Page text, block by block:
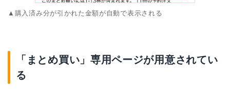
▲購入済み分が引かれた金額が自動で表示される
「まとめ買い」専用ページが用意されてい
る